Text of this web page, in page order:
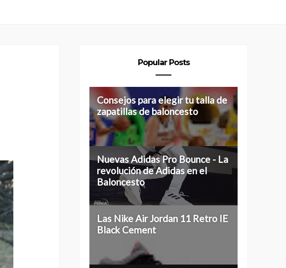
Popular Posts
Consejos para elegir tu talla de
zapatillas de baloncesto
Nuevas Adidas Pro Bounce - La
revolución de Adidas en el
Baloncesto
Las Nike Air Jordan 11 Retro IE
Black Cement